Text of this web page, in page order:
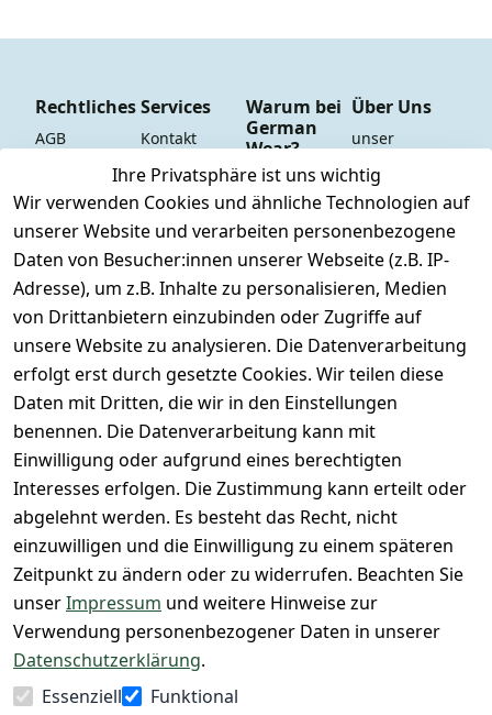
Ihre Privatsphäre ist uns wichtig
Wir verwenden Cookies und ähnliche Technologien auf
unserer Website und verarbeiten personenbezogene
Daten von Besucher:innen unserer Webseite (z.B. IP-
Adresse), um z.B. Inhalte zu personalisieren, Medien
von Drittanbietern einzubinden oder Zugriffe auf
unsere Website zu analysieren. Die Datenverarbeitung
erfolgt erst durch gesetzte Cookies. Wir teilen diese
Daten mit Dritten, die wir in den Einstellungen
benennen. Die Datenverarbeitung kann mit
Einwilligung oder aufgrund eines berechtigten
Interesses erfolgen. Die Zustimmung kann erteilt oder
abgelehnt werden. Es besteht das Recht, nicht
einzuwilligen und die Einwilligung zu einem späteren
Zeitpunkt zu ändern oder zu widerrufen. Beachten Sie
unserImpressum und weitere Hinweise zur
Verwendung personenbezogener Daten in unserer
Datenschutzerklärung.
Essenziell
Funktional
Rechtliches
AGB
Impressum
Datenschutze
rklärung
Barrierefreihe
itserklärung
Widerrufsrec
ht
Vertrag
widerrufen
Services
Kontakt
Registrieren
Versand &
Versandkoste
n
Retoure &
Rücksendung
Rücksendeeti
kett drucken
(Inland)
FAQs - Häufig
gestellte
Fragen
Konfektionsgr
ößen
Lagerverkauf
- unser Laden
in Hannover
Warum bei
German
Wear?
Dauer
Tiefpreisgara
ntie*
Express-24h-
Versand
24/7 aktueller
Warenbestan
d
+ 95% aus
eigener
Herstellung
+ 60 Jahre
Geschäftserfa
hrung
Über Uns
unser
YouTube-
Kanal
unsere
Facebook-
Seite
unsere
Damen &
Herren
unsere
Gutscheine &
SALE
Whatsapp Nr.:
+49511676950
14
Lagerverkauf:
Ikarusallee